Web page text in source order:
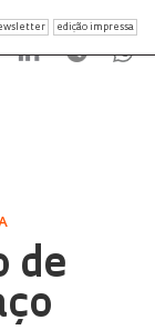
edição impressa
de